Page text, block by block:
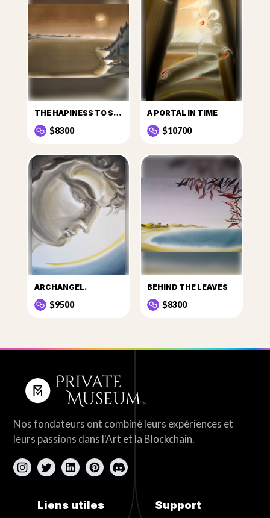
THE HAPINESS TO SEE THE SUN
$8300
A PORTAL IN TIME
$10700
ARCHANGEL.
$9500
BEHIND THE LEAVES
$8300
Nos fondateurs ont combiné leurs expériences et
leurs passions dans l'Art et la Blockchain.
Liens utiles Support